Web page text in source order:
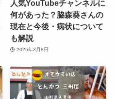
人気YouTubeチャンネルに
何があった？脇森葵さんの
現在と今後・病状について
も解説
2026年3月8日